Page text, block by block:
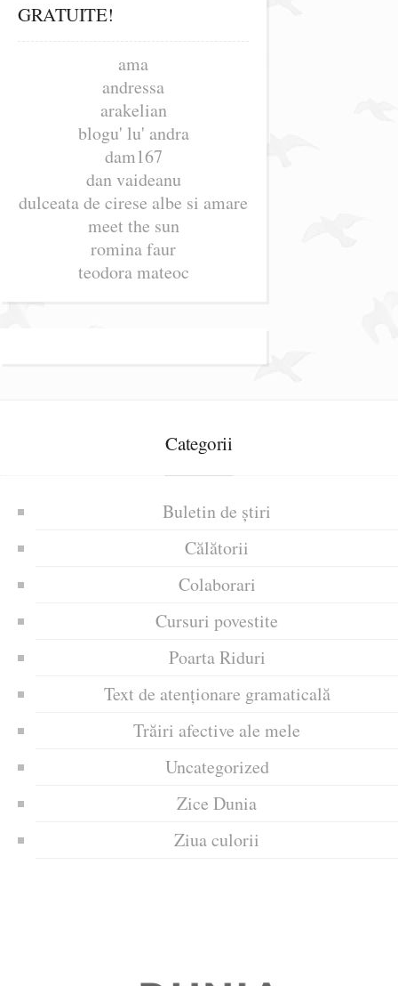
GRATUITE!
ama
andressa
arakelian
blogu' lu' andra
dam167
dan vaideanu
dulceata de cirese albe si amare
meet the sun
romina faur
teodora mateoc
Categorii
Buletin de știri
Călătorii
Colaborari
Cursuri povestite
Poarta Riduri
Text de atenționare gramaticală
Trăiri afective ale mele
Uncategorized
Zice Dunia
Ziua culorii